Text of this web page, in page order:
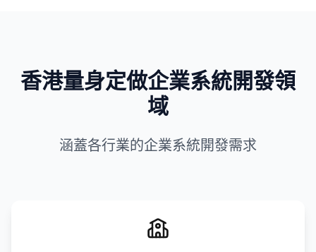
香港量身定做企業系統開發領
域
涵蓋各行業的企業系統開發需求